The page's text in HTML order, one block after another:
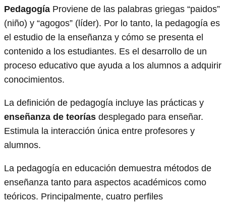
Pedagogía Proviene de las palabras griegas “paidos”
(niño) y “agogos” (líder). Por lo tanto, la pedagogía es
el estudio de la enseñanza y cómo se presenta el
contenido a los estudiantes. Es el desarrollo de un
proceso educativo que ayuda a los alumnos a adquirir
conocimientos.
La definición de pedagogía incluye las prácticas y
enseñanza de teorías desplegado para enseñar.
Estimula la interacción única entre profesores y
alumnos.
La pedagogía en educación demuestra métodos de
enseñanza tanto para aspectos académicos como
teóricos. Principalmente, cuatro perfiles